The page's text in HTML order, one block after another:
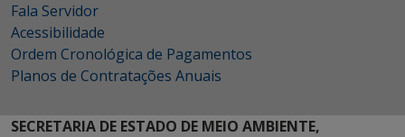
Fala Servidor
Acessibilidade
Ordem Cronológica de Pagamentos
Planos de Contratações Anuais
SECRETARIA DE ESTADO DE MEIO AMBIENTE,